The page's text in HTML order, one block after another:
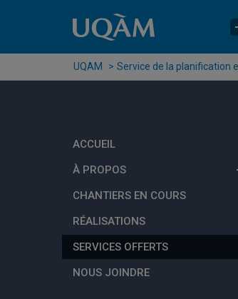
UQAM Service de la planification
ACCUEIL
À PROPOS
CHANTIERS EN COURS
RÉALISATIONS
SERVICES OFFERTS
NOUS JOINDRE